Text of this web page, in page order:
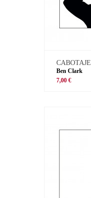
CABOTAJE
Ben Clark
7,00 €